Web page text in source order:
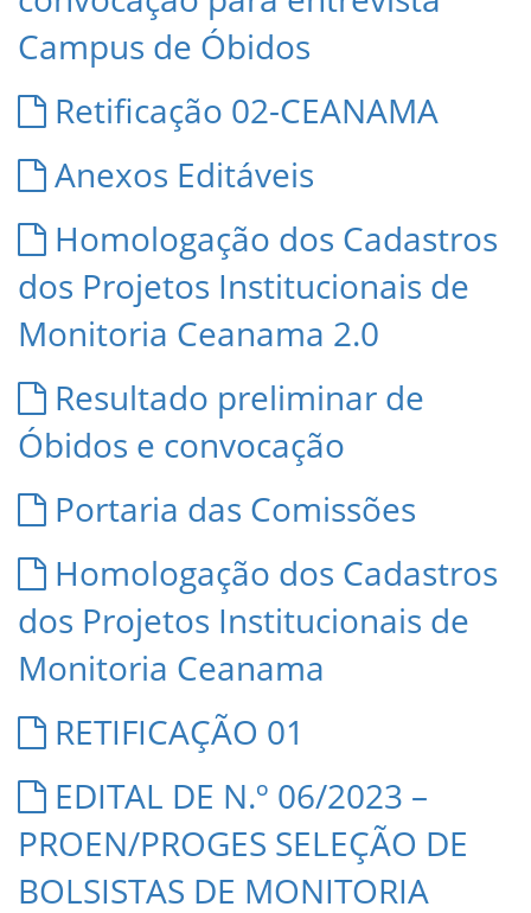
Campus de Óbidos
Retificação 02-CEANAMA
Anexos Editáveis
Homologação dos Cadastros
dos Projetos Institucionais de
Monitoria Ceanama 2.0
Resultado preliminar de
Óbidos e convocação
Portaria das Comissões
Homologação dos Cadastros
dos Projetos Institucionais de
Monitoria Ceanama
RETIFICAÇÃO 01
EDITAL DE N.º 06/2023 –
PROEN/PROGES SELEÇÃO DE
BOLSISTAS DE MONITORIA